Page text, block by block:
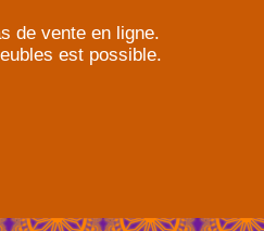
de vente en ligne.
est possible.